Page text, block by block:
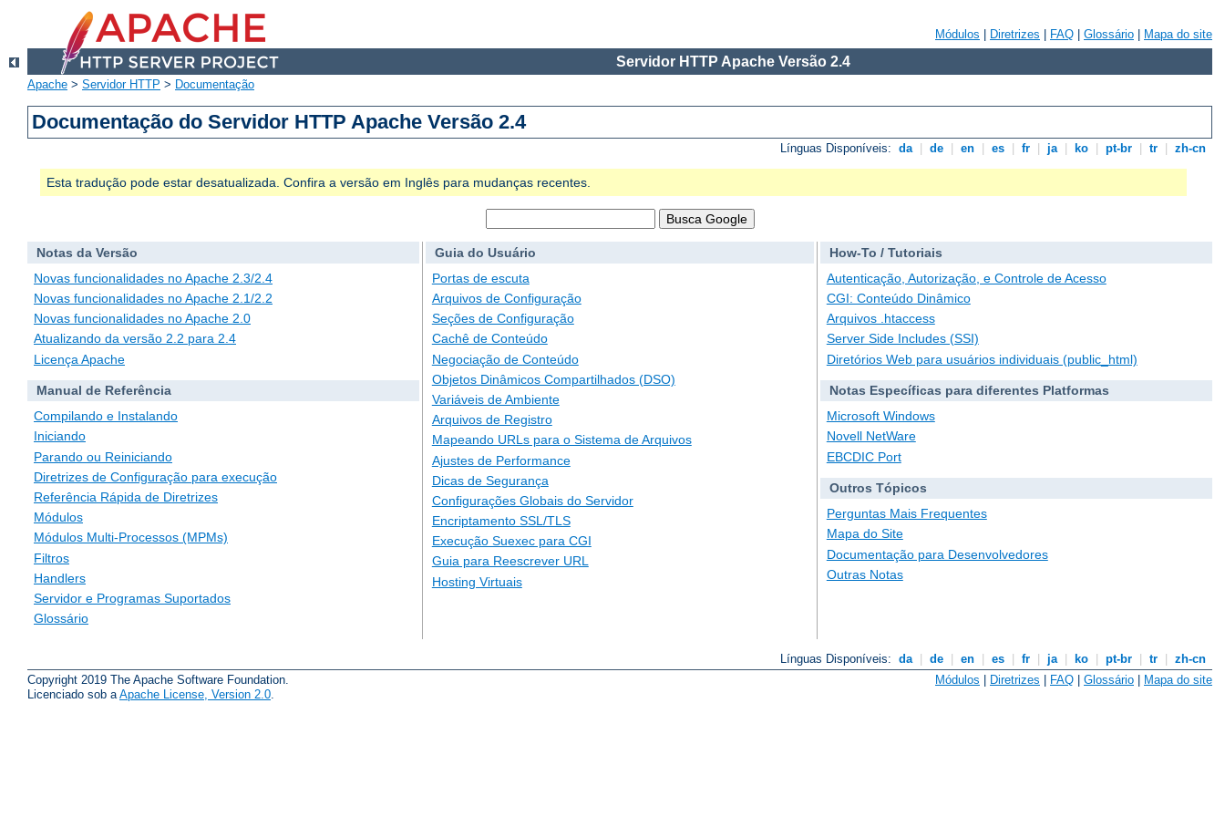
Módulos Diretrizes FAQ Glossário Mapa do site
Servidor HTTP Apache Versão 2.4
Apache > Servidor HTTP > Documentação
Documentação do Servidor HTTP Apache Versão 2.4
Línguas Disponíveis: da de en es fr ja ko pt-br tr zh-cn
Esta tradução pode estar desatualizada. Confira a versão em Inglês para mudanças recentes.
Notas da Versão
Novas funcionalidades no Apache 2.3/2.4
Novas funcionalidades no Apache 2.1/2.2
Novas funcionalidades no Apache 2.0
Atualizando da versão 2.2 para 2.4
Licença Apache
Manual de Referência
Compilando e Instalando
Iniciando
Parando ou Reiniciando
Diretrizes de Configuração para execução
Referência Rápida de Diretrizes
Módulos
Módulos Multi-Processos (MPMs)
Filtros
Handlers
Servidor e Programas Suportados
Glossário
Guia do Usuário
Portas de escuta
Arquivos de Configuração
Seções de Configuração
Cachê de Conteúdo
Negociação de Conteúdo
Objetos Dinâmicos Compartilhados (DSO)
Variáveis de Ambiente
Arquivos de Registro
Mapeando URLs para o Sistema de Arquivos
Ajustes de Performance
Dicas de Segurança
Configurações Globais do Servidor
Encriptamento SSL/TLS
Execução Suexec para CGI
Guia para Reescrever URL
Hosting Virtuais
How-To / Tutoriais
Autenticação, Autorização, e Controle de Acesso
CGI: Conteúdo Dinâmico
Arquivos .htaccess
Server Side Includes (SSI)
Diretórios Web para usuários individuais (public_html)
Notas Específicas para diferentes Platformas
Microsoft Windows
Novell NetWare
EBCDIC Port
Outros Tópicos
Perguntas Mais Frequentes
Mapa do Site
Documentação para Desenvolvedores
Outras Notas
Línguas Disponíveis: da de en es fr ja ko pt-br tr
zh-cn
Copyright 2019 The Apache Software Foundation.
Licenciado sob a Apache License, Version 2.0
Módulos | Diretrizes | FAQ | Glossário | Mapa do site